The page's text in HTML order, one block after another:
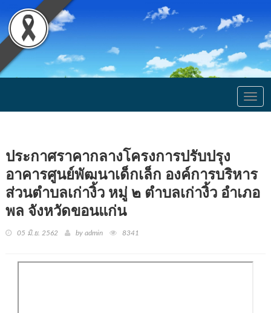
ประกาศราคากลางโครงการปรับปรุง
อาคารศูนย์พัฒนาเด็กเล็ก องค์การบริหาร
ส่วนตำบลเก่างิ้ว หมู่ ๒ ตำบลเก่างิ้ว อำเภอ
พล จังหวัดขอนแก่น
05 มิ.ย. 2562 by admin 8341